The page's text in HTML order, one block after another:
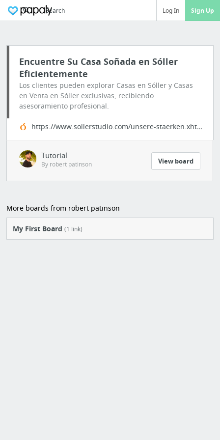
Log In Sign Up
Search
Encuentre Su Casa Soñada en Sóller
Eficientemente
Los clientes pueden explorar Casas en Sóller y Casas
en Venta en Sóller exclusivas, recibiendo
asesoramiento profesional.
https://www.sollerstudio.com/unsere-staerken.xhtml
Tutorial
By robert patinson View board
More boards from robert patinson
My First Board(1 link)